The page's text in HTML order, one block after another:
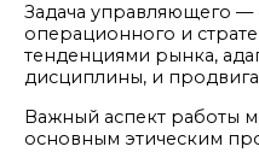
Задача управляющего —
операционного и
тенденциями рынка,
дисциплины, и
Важный аспект работы
основным этическим